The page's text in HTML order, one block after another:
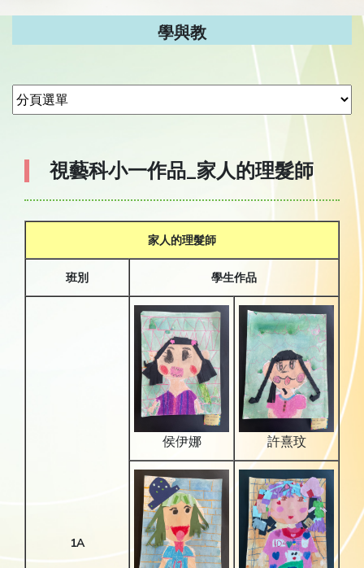
學與教
視藝科小一作品_家人的理髮師
家人的理髮師
班別 學生作品
1A
侯伊娜 許熹玟